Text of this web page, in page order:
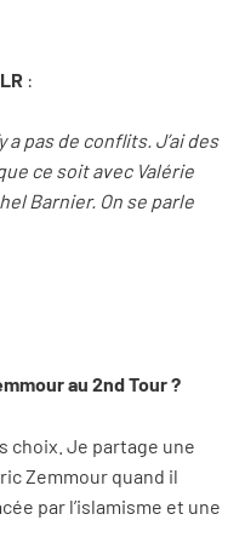
:
a pas de conflits. J’ai des
ce soit avec Valérie
Barnier. On se parle
au 2nd Tour ?
choix. Je partage une
Zemmour quand il
par l’islamisme et une